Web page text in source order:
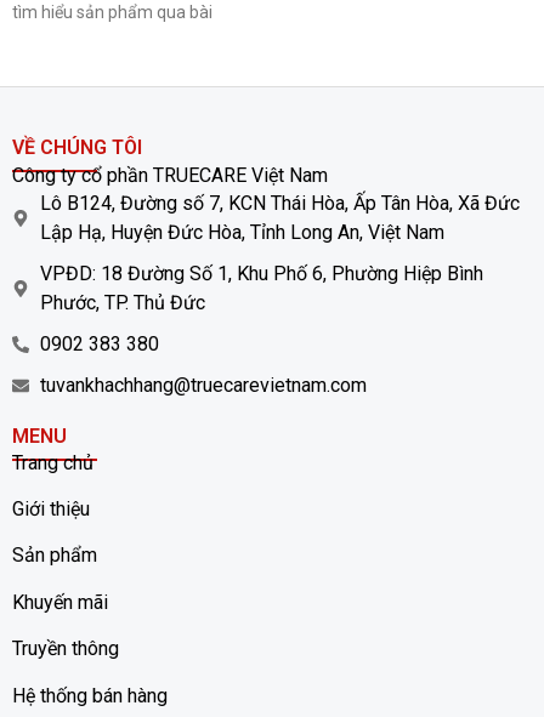
tìm hiểu sản phẩm qua bài
VỀ CHÚNG TÔI
Công ty cổ phần TRUECARE Việt Nam
Lô B124, Đường số 7, KCN Thái Hòa, Ấp Tân Hòa, Xã Đức
Lập Hạ, Huyện Đức Hòa, Tỉnh Long An, Việt Nam
VPĐD: 18 Đường Số 1, Khu Phố 6, Phường Hiệp Bình
Phước, TP. Thủ Đức
0902 383 380
tuvankhachhang@truecarevietnam.com
MENU
Trang chủ
Giới thiệu
Sản phẩm
Khuyến mãi
Truyền thông
Hệ thống bán hàng